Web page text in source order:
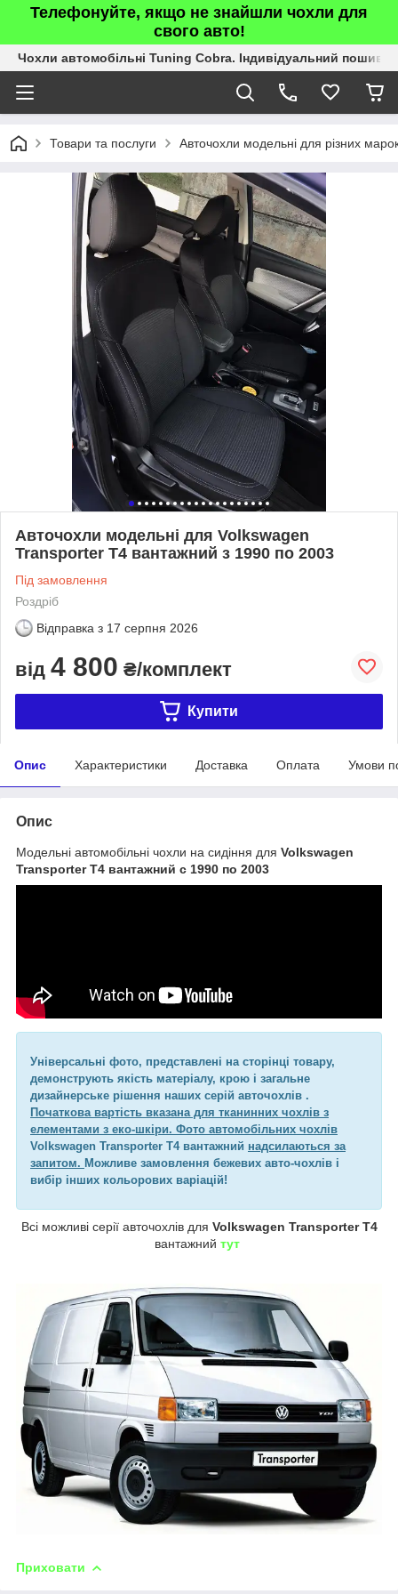
Телефонуйте, якщо не знайшли чохли для
свого авто!
Чохли автомобільні Tuning Cobra. Індивідуальний пошив.
Товари та послуги Авточохли модельні для різних
Авточохли модельні для Volkswagen
Transporter T4 вантажний з 1990 по 2003
Під замовлення
Роздріб
Відправка з 17 серпня 2026
від 4 800 ₴/комплект
Купити
Опис Характеристики Доставка Оплата Умови
Опис
Модельні автомобільні чохли на сидіння для Volkswagen
Transporter T4 вантажний с 1990 по 2003
Універсальні фото, представлені на сторінці товару,
демонструють якість матеріалу, крою і загальне
дизайнерське рішення наших серій авточохлів .
Початкова вартість вказана для тканинних чохлів з
елементами з еко-шкіри. Фото автомобільних чохлів
Volkswagen Transporter T4 вантажний надсилаються за
запитом. Можливе замовлення бежевих авто-чохлів і
вибір інших кольорових варіацій!
Всі можливі серії авточохлів для Volkswagen Transporter T4
вантажний тут
Приховати